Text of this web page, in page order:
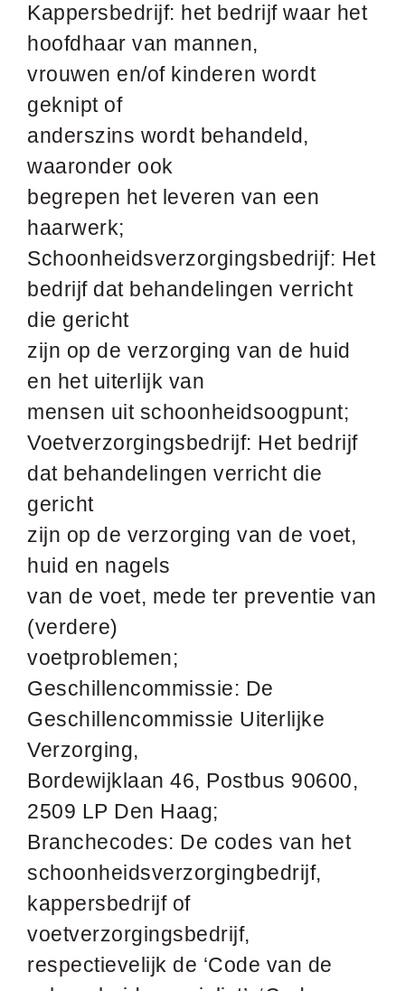
Kappersbedrijf: het bedrijf waar het
hoofdhaar van mannen,
vrouwen en/of kinderen wordt
geknipt of
anderszins wordt behandeld,
waaronder ook
begrepen het leveren van een
haarwerk;
Schoonheidsverzorgingsbedrijf: Het
bedrijf dat behandelingen verricht
die gericht
zijn op de verzorging van de huid
en het uiterlijk van
mensen uit schoonheidsoogpunt;
Voetverzorgingsbedrijf: Het bedrijf
dat behandelingen verricht die
gericht
zijn op de verzorging van de voet,
huid en nagels
van de voet, mede ter preventie van
(verdere)
voetproblemen;
Geschillencommissie: De
Geschillencommissie Uiterlijke
Verzorging,
Bordewijklaan 46, Postbus 90600,
2509 LP Den Haag;
Branchecodes: De codes van het
schoonheidsverzorgingbedrijf,
kappersbedrijf of
voetverzorgingsbedrijf,
respectievelijk de ‘Code van de